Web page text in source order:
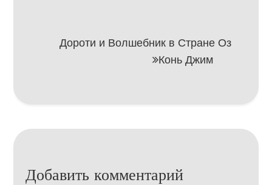
записям
Дороти и Волшебник в Стране Оз
Конь Джим
Добавить комментарий